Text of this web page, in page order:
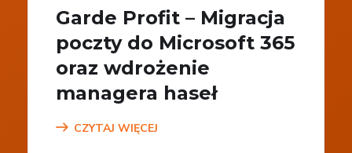
Garde Profit – Migracja
poczty do Microsoft 365
oraz wdrożenie
managera haseł
CZYTAJ WIĘCEJ